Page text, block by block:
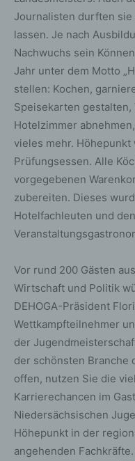
Journalisten durften
lassen. Je nach
Nachwuchs sein
Jahr unter dem Motto
stellen: Kochen,
Speisekarten
Hotelzimmer
vieles mehr. Höhepunkt
Prüfungsessen. Alle
vorgegebenen
zubereiten. Dieses
Hotelfachleuten und
Vor rund 200 Gästen
Wirtschaft und Politik
DEHOGA-Präsident
Wettkampfteilnehmer
der
der schönsten Branche
offen, nutzen Sie die
Karrierechancen im
Niedersächsischen
Höhepunkt in der
angehenden